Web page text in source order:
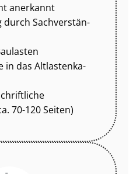
anerkannt
durch Sach­ver­stän­
in das Alt­las­ten­ka­
70-120 Seiten)